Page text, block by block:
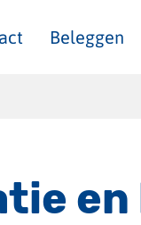
Beleggen
en